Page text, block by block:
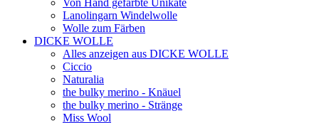
Von Hand gefärbte Unikate
Lanolingarn Windelwolle
Wolle zum Färben
DICKE WOLLE
Alles anzeigen aus DICKE WOLLE
Ciccio
Naturalia
the bulky merino - Knäuel
the bulky merino - Stränge
Miss Wool